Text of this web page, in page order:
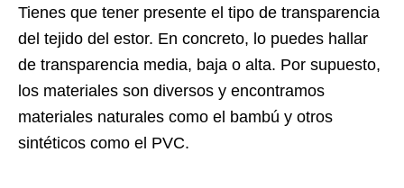
Tienes que tener presente el tipo de transparencia
del tejido del estor. En concreto, lo puedes hallar
de transparencia media, baja o alta. Por supuesto,
los materiales son diversos y encontramos
materiales naturales como el bambú y otros
sintéticos como el PVC.